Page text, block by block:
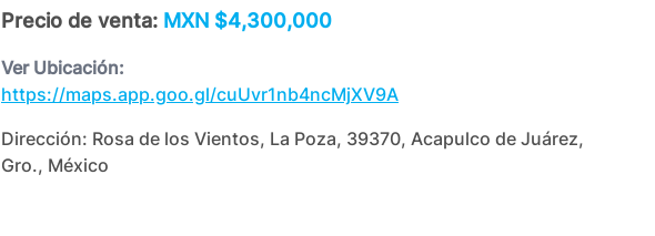
Precio de venta: MXN $4,300,000
Ver Ubicación:
https://maps.app.goo.gl/cuUvr1nb4ncMjXV9A
Dirección: Rosa de los Vientos, La Poza, 39370, Acapulco de Juárez,
Gro., México